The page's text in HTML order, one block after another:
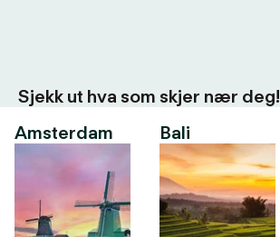
Sjekk ut hva som skjer nær deg!
Amsterdam
Bali